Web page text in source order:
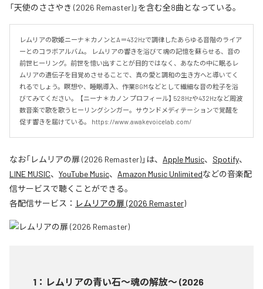
「天使のささやき (2026 Remaster)」を含む全8曲となっている。
レムリアの歌姫ニーナ＊カノンとA＝432Hzで調律したあらゆる音階のライア
ーとのコラボアルバム。 レムリアの響きを浴びて魂の記憶を蘇らせる、音の
前世ヒーリング。前世を憶い出すことが目的ではなく、あなたの中に眠るレ
ムリアの遺伝子を目覚めさせることで、真の愛と調和の生き方へと導いてく
れるでしょう。瞑想や、睡眠導入、作業BGMなどとして繊細な音の粒子を浴
びてみてください。  【ニーナ＊カノン プロフィール】 528Hzや432Hzなど周波
数音楽で歌を歌うヒーリングシンガー。サウンドメディテーションで覚醒を
促す響きを届けている。 https://www.awakevoicelab.com/
なお「レムリアの扉 (2026 Remaster)」は、 Apple Music、 Spotify、
LINE MUSIC、 YouTube Music、 Amazon Music Unlimitedなどの音楽配
信サービスで聴くことができる。
各配信サービス： レムリアの扉 (2026 Remaster)
1 ： レムリアの青い石〜魂の解放〜 (2026